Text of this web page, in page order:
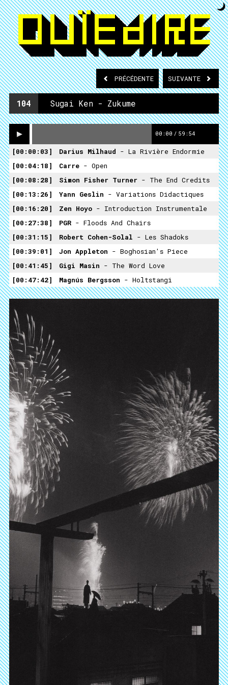
PRÉCÉDENTE SUIVANTE
104 Sugai Ken - Zukume
00:00 / 59:54
00:00:03 Darius Milhaud - La Rivière Endormie
00:04:18
Carre - Open
00:08:28
Simon Fisher Turner - The End Credits
00:13:26
Yann Geslin - Variations Didactiques
00:16:20
Zen Hoyo - Introduction Instrumentale
00:27:38
PGR - Floods And Chairs
00:31:15
Robert Cohen-Solal - Les Shadoks
00:39:01
Jon Appleton - Boghosian's Piece
00:41:45
Gigi Masin - The Word Love
00:47:42
Magnús Bergsson - Holtstangi